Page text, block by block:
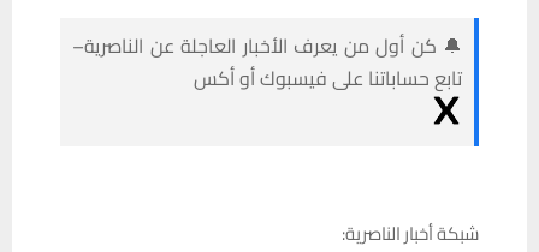
🔔 كن أول من يعرف الأخبار العاجلة عن الناصرية–
تابع حساباتنا على فيسبوك أو أكس
شبكة أخبار الناصرية: